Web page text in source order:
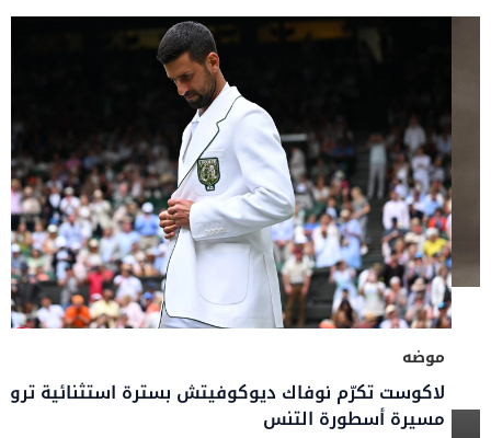
موضه
لاكوست تكرّم نوفاك ديوكوفيتش بسترة استثنائية
مسيرة أسطورة التنس